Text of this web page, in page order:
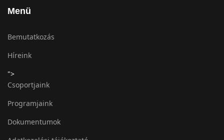
Menü
Bemutatkozás
Híreink
">
Csoportjaink
Programjaink
Dokumentumok